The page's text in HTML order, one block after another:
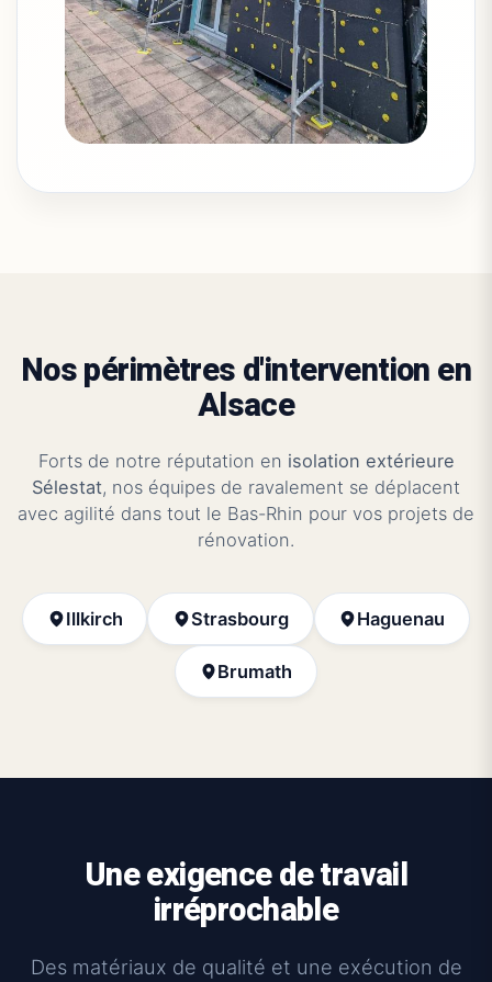
Nos périmètres d'intervention en
Alsace
Forts de notre réputation en isolation extérieure
Sélestat, nos équipes de ravalement se déplacent
avec agilité dans tout le Bas-Rhin pour vos projets de
rénovation.
Illkirch Strasbourg Haguenau
Brumath
Une exigence de travail
irréprochable
Des matériaux de qualité et une exécution de